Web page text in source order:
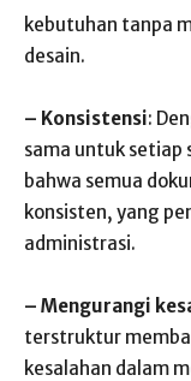
kebutuhan tanpa
desain.
– Konsistensi:
sama untuk setiap
bahwa semua
konsisten, yang
administrasi.
– Mengurangi
terstruktur
kesalahan dalam